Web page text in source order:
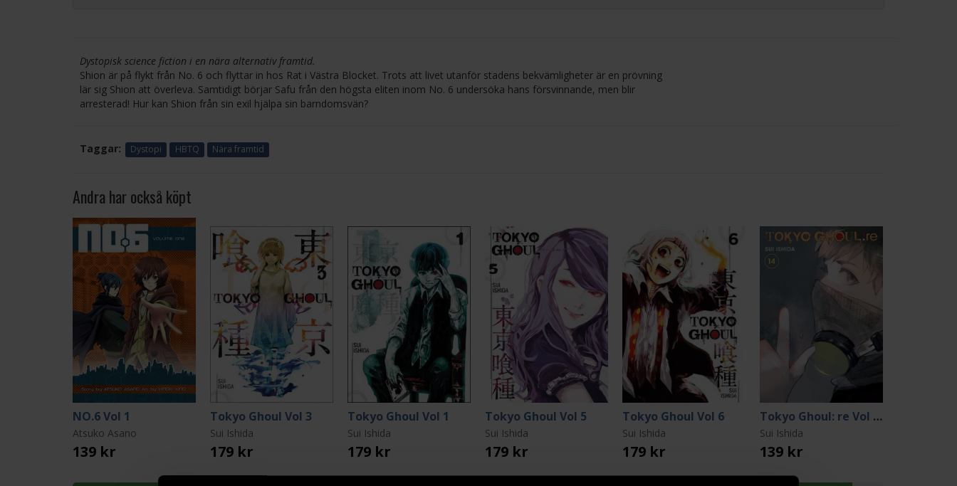
Dystopisk science fiction i en nära alternativ framtid.
Shion är på flykt från No. 6 och flyttar in hos Rat i Västra Blocket. Trots att livet utanför stadens bekvämligheter är en prövning
lär sig Shion att överleva. Samtidigt börjar Safu från den högsta eliten inom No. 6 undersöka hans försvinnande, men blir
arresterad! Hur kan Shion från sin exil hjälpa sin barndomsvän?
Taggar: Dystopi HBTQ Nära framtid
Andra har också köpt
NO.6 Vol 1
Atsuko Asano
139 kr
Tokyo Ghoul Vol 3
Sui Ishida
179 kr
Tokyo Ghoul Vol 1
Sui Ishida
179 kr
Tokyo Ghoul Vol 5
Sui Ishida
179 kr
Tokyo Ghoul Vol 6
Sui Ishida
179 kr
Tokyo Ghoul: re Vol 14
Sui Ishida
139 kr